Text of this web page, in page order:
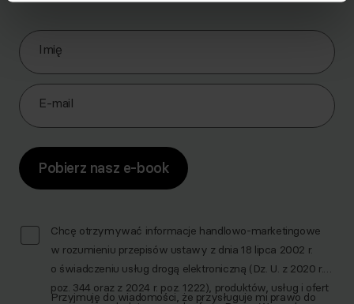
Zapisz się do Newslettera
Imię
E-mail
Pobierz nasz e-book
Chcę otrzymywać informacje handlowo-marketingowe
w rozumieniu przepisów ustawy z dnia 18 lipca 2002 r.
o świadczeniu usług drogą elektroniczną (Dz. U. z 2020 r.
poz. 344 oraz z 2024 r. poz. 1222), produktów, usług i ofert
Przyjmuję do wiadomości, że przysługuje mi prawo do